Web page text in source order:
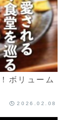
ボリューム
2026.02.08